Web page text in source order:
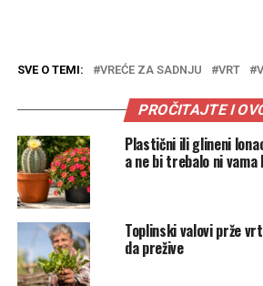
SVE O TEMI: VREĆE ZA SADNJU VRT
PROČITAJTE I
Plastični ili glineni
a ne bi trebalo ni
Toplinski valovi prže
da prežive